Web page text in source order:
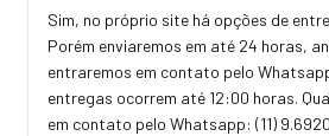
Sim, no próprio site há opções de
Porém enviaremos em até 24 horas,
entraremos em contato pelo
entregas ocorrem até 12:00 horas.
em contato pelo Whatsapp: (11)